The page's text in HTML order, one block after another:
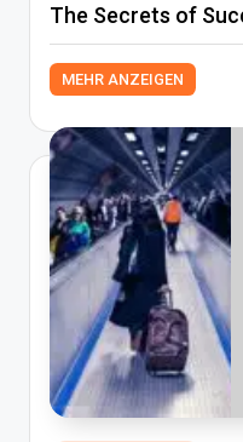
The Secrets of
MEHR ANZEIGEN